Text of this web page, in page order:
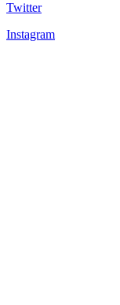
Twitter
Instagram